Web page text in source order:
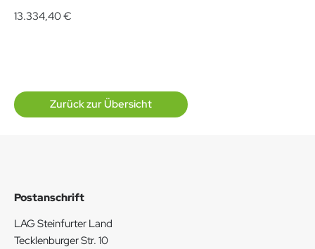
13.334,40 €
Zurück zur Übersicht
Postanschrift
LAG Steinfurter Land
Tecklenburger Str. 10